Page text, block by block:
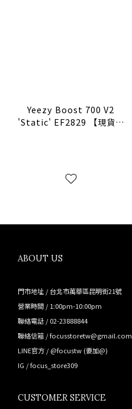
Yeezy Boost 700 V2
'Static' EF2829 【現貨商
ABOUT US
門市地址 / 台北市萬華區昆明街21號
營業時間 / 1:00pm-10:00pm
聯絡電話 / 02-23888844
聯絡信箱 / focusstoretw@gmail.com
LINE官方 / @focustw (要加@)
IG /focus_store309
CUSTOMER SERVICE